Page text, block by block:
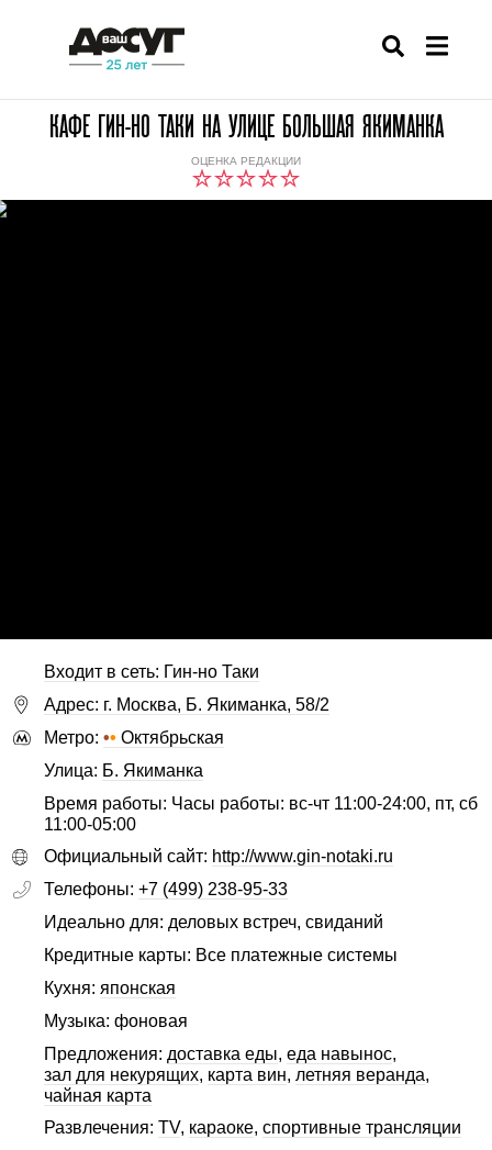
КАФЕ ГИН-НО ТАКИ НА УЛИЦЕ БОЛЬШАЯ ЯКИМАНКА
ОЦЕНКА РЕДАКЦИИ
Входит в сеть: Гин-но Таки
Адрес: г. Москва, Б. Якиманка, 58/2
Метро: •• Октябрьская
Улица: Б. Якиманка
Время работы: Часы работы: вс-чт 11:00-24:00, пт, сб
11:00-05:00
Официальный сайт: http://www.gin-notaki.ru
Телефоны: +7 (499) 238-95-33
Идеально для: деловых встреч, свиданий
Кредитные карты: Все платежные системы
Кухня: японская
Музыка: фоновая
Предложения: доставка еды, еда навынос,
зал для некурящих, карта вин, летняя веранда,
чайная карта
Развлечения: TV, караоке, спортивные трансляции